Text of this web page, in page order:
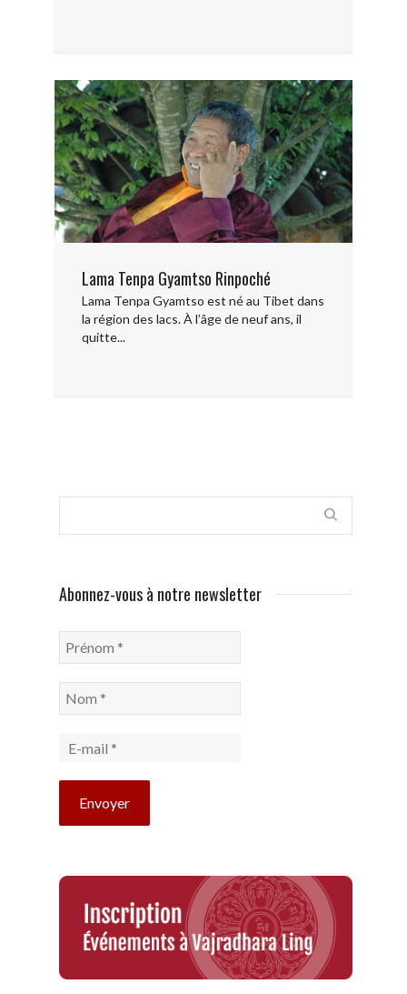
Lama Tenpa Gyamtso Rinpoché
Lama Tenpa Gyamtso est né au Tibet dans
la région des lacs. À l’âge de neuf ans, il
quitte...
Abonnez-vous à notre newsletter
Prénom
*
Nom
*
E-
*